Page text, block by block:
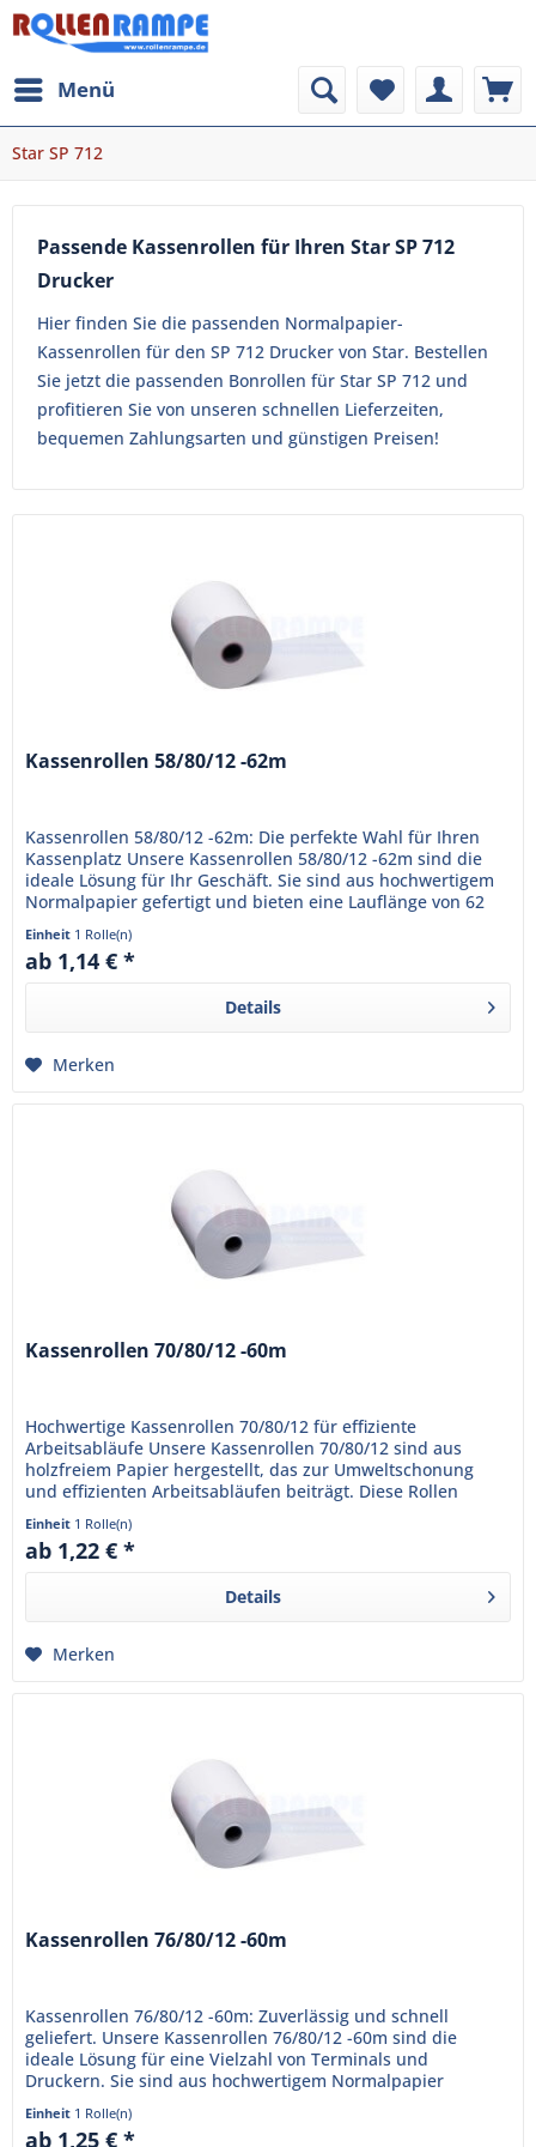
Menü
Star SP 712
Passende Kassenrollen für Ihren Star SP 712
Drucker
Hier finden Sie die passenden Normalpapier-
Kassenrollen für den SP 712 Drucker von Star. Bestellen
Sie jetzt die passenden Bonrollen für Star SP 712 und
profitieren Sie von unseren schnellen Lieferzeiten,
bequemen Zahlungsarten und günstigen Preisen!
Kassenrollen 58/80/12 -62m
Kassenrollen 58/80/12 -62m: Die perfekte Wahl für Ihren
Kassenplatz Unsere Kassenrollen 58/80/12 -62m sind die
ideale Lösung für Ihr Geschäft. Sie sind aus hochwertigem
Normalpapier gefertigt und bieten eine Lauflänge von 62
Metern,...
Einheit 1 Rolle(n)
ab 1,14 € *
Details
Merken
Kassenrollen 70/80/12 -60m
Hochwertige Kassenrollen 70/80/12 für effiziente
Arbeitsabläufe Unsere Kassenrollen 70/80/12 sind aus
holzfreiem Papier hergestellt, das zur Umweltschonung
und effizienten Arbeitsabläufen beiträgt. Diese Rollen
haben eine Länge von...
Einheit 1 Rolle(n)
ab 1,22 € *
Details
Merken
Kassenrollen 76/80/12 -60m
Kassenrollen 76/80/12 -60m: Zuverlässig und schnell
geliefert. Unsere Kassenrollen 76/80/12 -60m sind die
ideale Lösung für eine Vielzahl von Terminals und
Druckern. Sie sind aus hochwertigem Normalpapier
Einheit 1 Rolle(n)
ab 1,25 € *